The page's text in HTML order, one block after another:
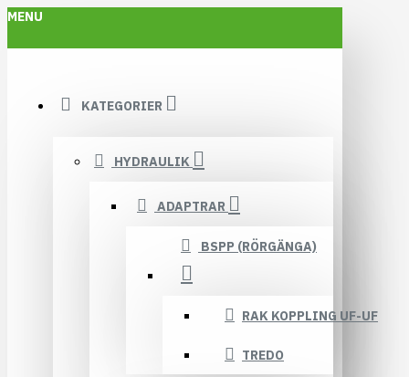
MENU
KATEGORIER
HYDRAULIK
ADAPTRAR
BSPP (RÖRGÄNGA)
RAK KOPPLING UF-UF
TREDO